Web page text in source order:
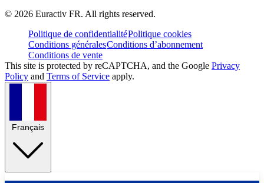
© 2026 Euractiv FR. All rights reserved.
Politique de confidentialitéPolitique cookies
Conditions généralesConditions d’abonnement
Conditions de vente
This site is protected by reCAPTCHA, and the Google Privacy
Policy and Terms of Service apply.
Français